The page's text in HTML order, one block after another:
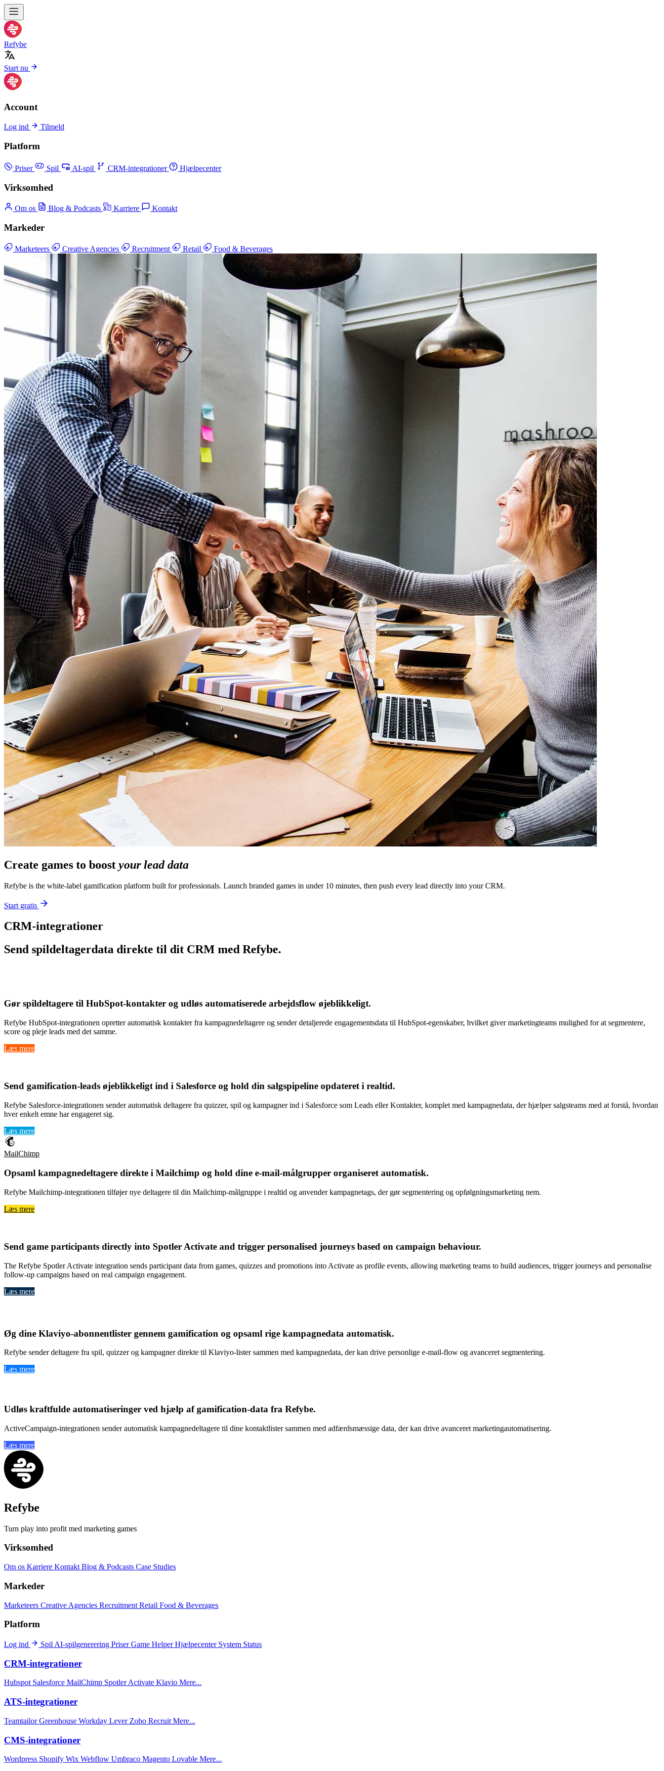
Refybe
Start nu
Account
Log ind Tilmeld
Platform
Priser Spil AI-spil CRM-integrationer Hjælpecenter
Virksomhed
Om os Blog & Podcasts Karriere Kontakt
Markeder
Marketeers Creative Agencies Recruitment Retail Food & Beverages
Create games to boost your lead data
Refybe is the white-label gamification platform built for professionals. Launch branded games in under 10 minutes, then push every lead directly into your CRM.
Start gratis
CRM-integrationer
Send spildeltagerdata direkte til dit CRM med Refybe.
Gør spildeltagere til HubSpot-kontakter og udløs automatiserede arbejdsflow øjeblikkeligt.
Refybe HubSpot-integrationen opretter automatisk kontakter fra kampagnedeltagere og sender detaljerede engagementsdata til HubSpot-egenskaber, hvilket giver marketingteams mulighed for at segmentere,
score og pleje leads med det samme.
Læs mere
Send gamification-leads øjeblikkeligtind i Salesforce og hold din salgspipeline opdateret i realtid.
Refybe Salesforce-integrationen sender automatisk deltagere fra quizzer, spil og kampagner ind i Salesforce som Leads eller Kontakter, komplet med kampagnedata, der hjælper salgsteams med at forstå, hvordan
hver enkelt emne har engageret sig.
Læs mere
MailChimp
Opsaml kampagnedeltagere direkte i Mailchimp og hold dine e-mail-målgrupper organiseret automatisk.
Refybe Mailchimp-integrationen tilføjer nye deltagere til din Mailchimp-målgruppe i realtid og anvender kampagnetags, der gør segmentering og opfølgningsmarketing nem.
Læs mere
Send game participants directly into Spotler Activate and trigger personalised journeys based on campaign behaviour.
The Refybe Spotler Activate integration sends participant data from games, quizzes and promotions into Activate as profile events, allowing marketing teams to build audiences, trigger journeys and personalise
follow-up campaigns based on real campaign engagement.
Læs mere
Øg dine Klaviyo-abonnentlister gennem gamification og opsaml rige kampagnedata automatisk.
Refybe sender deltagere fra spil, quizzer og kampagner direkte til Klaviyo-lister sammen med kampagnedata, der kan drive personlige e-mail-flow og avanceret segmentering.
Læs mere
Udløs kraftfulde automatiseringer ved hjælp afgamification-data fra Refybe.
ActiveCampaign-integrationen sender automatisk kampagnedeltagere til dine kontaktlister sammen med adfærdsmæssige data, der kan drive avanceret marketingautomatisering.
Læs mere
Refybe
Turn play into profit med marketing games
Virksomhed
Om os Karriere Kontakt Blog & Podcasts Case Studies
Markeder
Marketeers Creative Agencies Recruitment Retail Food & Beverages
Platform
Log ind Spil AI-spilgenerering PriserGame HelperHjælpecenter System Status
CRM-integrationer
Hubspot Salesforce MailChimp Spotler Activate Klavio Mere...
ATS-integrationer
TeamtailorGreenhouse Workday Lever Zoho Recruit Mere...
CMS-integrationer
Wordpress Shopify Wix Webflow Umbraco Magento Lovable Mere...